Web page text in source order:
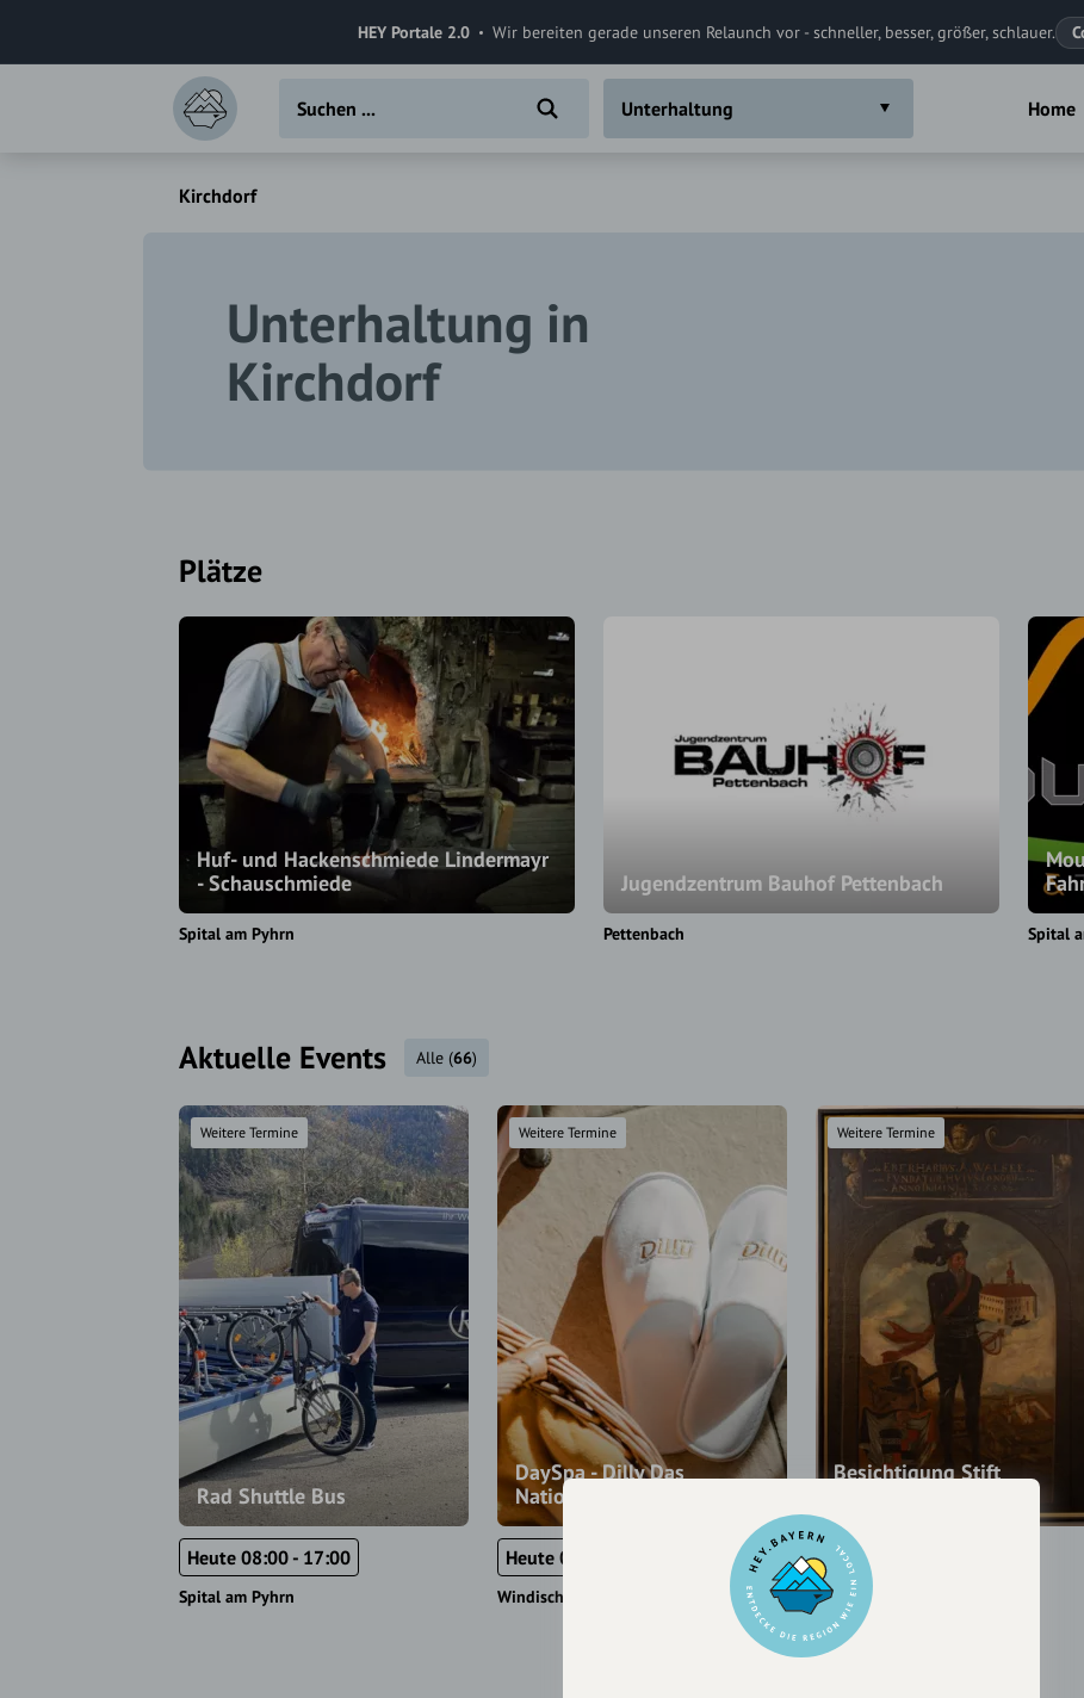
HEY Portale 2.0 Wir bereiten gerade unseren Relaunch vor - schneller, besser, größer, schlauer.
Home
Unterhaltung
Kirchdorf
Unterhaltung in
Kirchdorf
Plätze
Huf- und Hackenschmiede Lindermayr
- Schauschmiede
Spital am Pyhrn
Jugendzentrum Bauhof Pettenbach
Pettenbach Spital
Aktuelle Events Alle (66)
Rad Shuttle Bus
Weitere Termine
Heute 08:00 - 17:00
Spital am Pyhrn
DaySpa - Dilly Das
Nationalpark Resort
Weitere Termine
Heute 09:00 - 17:00
Windischgarsten
Besichtigung Stift
Weitere Termine
Heute 10:00 - 11:30
Schlierbach